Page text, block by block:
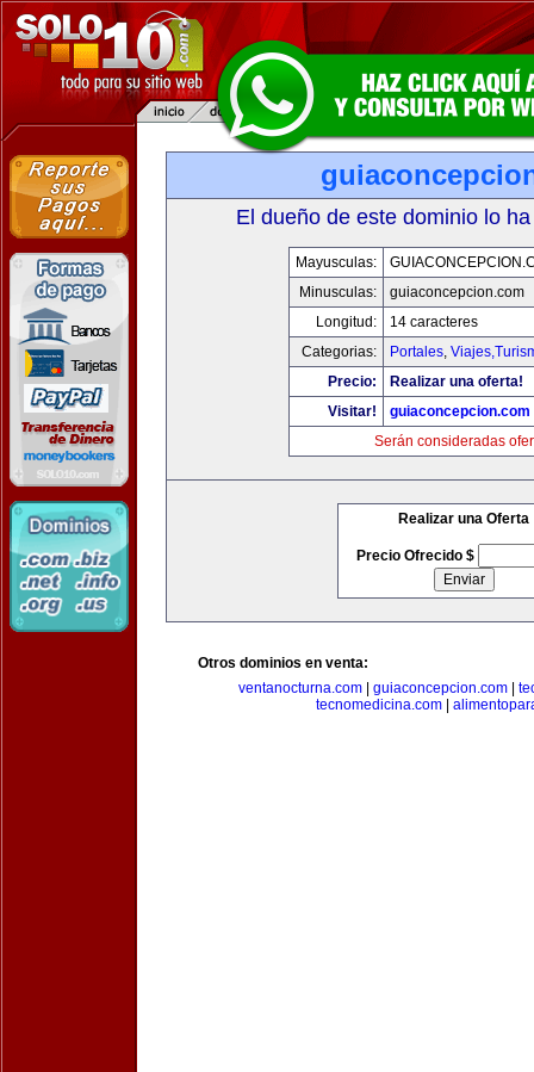
El dueño de este dominio lo
Mayusculas:
Minusculas:
guiaconcepcion.com
Longitud:
14 caracteres
Categorias:
Portales,
Precio:
Realizar una oferta!
Visitar!
guiaconcepcion.com
Serán consideradas
Realizar una Oferta
Precio Ofrecido $
Otros dominios en venta:
ventanocturna.com| guiaconcepcion.com|
tecnomedicina.com|